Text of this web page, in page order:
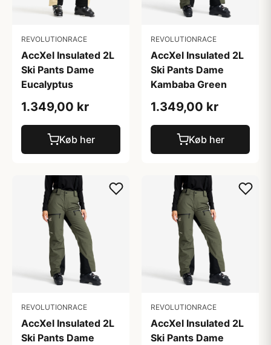
REVOLUTIONRACE
AccXel Insulated 2L
Ski Pants Dame
Eucalyptus
1.349,00 kr
Køb her
REVOLUTIONRACE
AccXel Insulated 2L
Ski Pants Dame
Kambaba Green
1.349,00 kr
Køb her
REVOLUTIONRACE
AccXel Insulated 2L
Ski Pants Dame
REVOLUTIONRACE
AccXel Insulated 2L
Ski Pants Dame